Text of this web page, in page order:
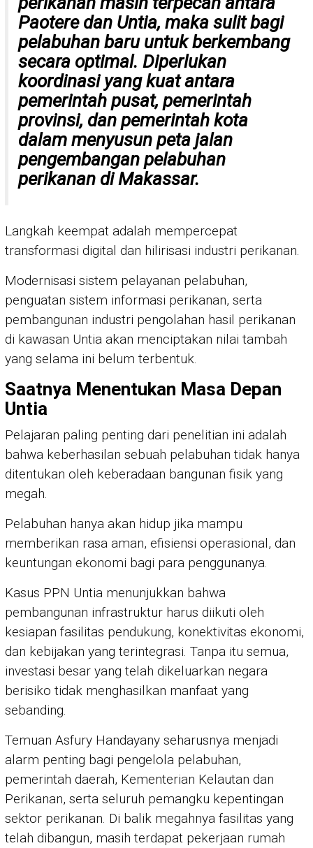
Paotere dan Untia, maka sulit bagi
pelabuhan baru untuk berkembang
secara optimal. Diperlukan
koordinasi yang kuat antara
pemerintah pusat, pemerintah
provinsi, dan pemerintah kota
dalam menyusun peta jalan
pengembangan pelabuhan
perikanan di Makassar.
Langkah keempat adalah mempercepat
transformasi digital dan hilirisasi industri perikanan.
Modernisasi sistem pelayanan pelabuhan,
penguatan sistem informasi perikanan, serta
pembangunan industri pengolahan hasil perikanan
di kawasan Untia akan menciptakan nilai tambah
yang selama ini belum terbentuk.
Saatnya Menentukan Masa Depan
Untia
Pelajaran paling penting dari penelitian ini adalah
bahwa keberhasilan sebuah pelabuhan tidak hanya
ditentukan oleh keberadaan bangunan fisik yang
megah.
Pelabuhan hanya akan hidup jika mampu
memberikan rasa aman, efisiensi operasional, dan
keuntungan ekonomi bagi para penggunanya.
Kasus PPN Untia menunjukkan bahwa
pembangunan infrastruktur harus diikuti oleh
kesiapan fasilitas pendukung, konektivitas ekonomi,
dan kebijakan yang terintegrasi. Tanpa itu semua,
investasi besar yang telah dikeluarkan negara
berisiko tidak menghasilkan manfaat yang
sebanding.
Temuan Asfury Handayany seharusnya menjadi
alarm penting bagi pengelola pelabuhan,
pemerintah daerah, Kementerian Kelautan dan
Perikanan, serta seluruh pemangku kepentingan
sektor perikanan. Di balik megahnya fasilitas yang
telah dibangun, masih terdapat pekerjaan rumah